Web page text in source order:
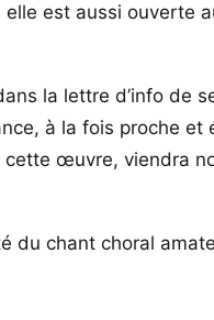
est aussi ouverte
la lettre d’info de
à la fois proche et
cette œuvre, viendra
du chant choral